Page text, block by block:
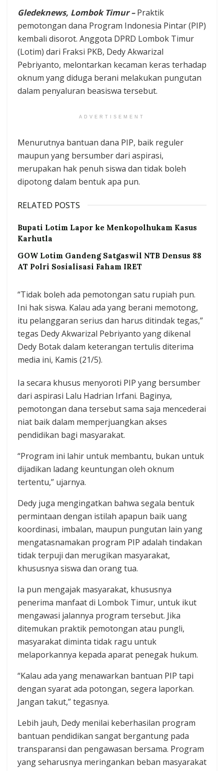
Gledeknews, Lombok Timur –Praktik
pemotongan dana Program Indonesia Pintar (PIP)
kembali disorot. Anggota DPRD Lombok Timur
(Lotim) dari Fraksi PKB, Dedy Akwarizal
Pebriyanto, melontarkan kecaman keras terhadap
oknum yang diduga berani melakukan pungutan
dalam penyaluran beasiswa tersebut.
ADVERTISEMENT
Menurutnya bantuan dana PIP, baik reguler
maupun yang bersumber dari aspirasi,
merupakan hak penuh siswa dan tidak boleh
dipotong dalam bentuk apa pun.
RELATED POSTS
Bupati Lotim Lapor ke Menkopolhukam Kasus
Karhutla
GOW Lotim Gandeng Satgaswil NTB Densus 88
AT Polri Sosialisasi Faham IRET
“Tidak boleh ada pemotongan satu rupiah pun.
Ini hak siswa. Kalau ada yang berani memotong,
itu pelanggaran serius dan harus ditindak tegas,”
tegas Dedy Akwarizal Pebriyanto yang dikenal
Dedy Botak dalam keterangan tertulis diterima
media ini, Kamis (21/5).
Ia secara khusus menyoroti PIP yang bersumber
dari aspirasi Lalu Hadrian Irfani. Baginya,
pemotongan dana tersebut sama saja mencederai
niat baik dalam memperjuangkan akses
pendidikan bagi masyarakat.
“Program ini lahir untuk membantu, bukan untuk
dijadikan ladang keuntungan oleh oknum
tertentu,” ujarnya.
Dedy juga mengingatkan bahwa segala bentuk
permintaan dengan istilah apapun baik uang
koordinasi, imbalan, maupun pungutan lain yang
mengatasnamakan program PIP adalah tindakan
tidak terpuji dan merugikan masyarakat,
khususnya siswa dan orang tua.
Ia pun mengajak masyarakat, khususnya
penerima manfaat di Lombok Timur, untuk ikut
mengawasi jalannya program tersebut. Jika
ditemukan praktik pemotongan atau pungli,
masyarakat diminta tidak ragu untuk
melaporkannya kepada aparat penegak hukum.
“Kalau ada yang menawarkan bantuan PIP tapi
dengan syarat ada potongan, segera laporkan.
Jangan takut,” tegasnya.
Lebih jauh, Dedy menilai keberhasilan program
bantuan pendidikan sangat bergantung pada
transparansi dan pengawasan bersama. Program
yang seharusnya meringankan beban masyarakat